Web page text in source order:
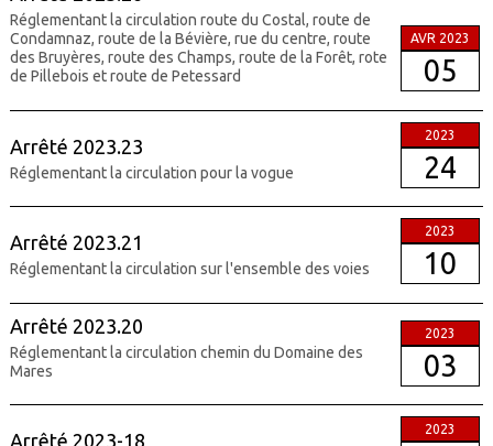
Réglementant la circulation route du Costal, route de
Condamnaz, route de la Bévière, rue du centre, route
des Bruyères, route des Champs, route de la Forêt, rote
de Pillebois et route de Petessard
AVR 2023
05
Arrêté 2023.23
Réglementant la circulation pour la vogue
2023
24
Arrêté 2023.21
Réglementant la circulation sur l'ensemble des voies
2023
10
Arrêté 2023.20
Réglementant la circulation chemin du Domaine des
Mares
2023
03
Arrêté 2023-18
2023